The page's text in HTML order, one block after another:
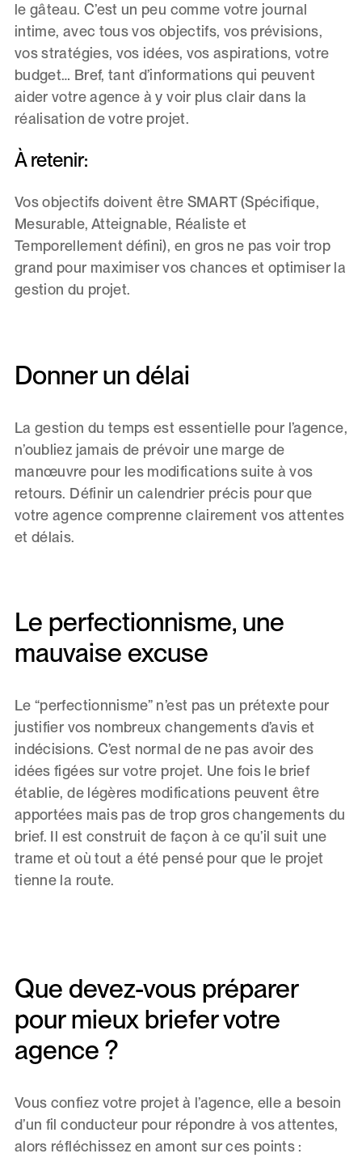
le gâteau. C’est un peu comme votre journal
intime, avec tous vos objectifs, vos prévisions,
vos stratégies, vos idées, vos aspirations, votre
budget… Bref, tant d’informations qui peuvent
aider votre agence à y voir plus clair dans la
réalisation de votre projet.
À retenir:
Vos objectifs doivent être SMART (Spécifique,
Mesurable, Atteignable, Réaliste et
Temporellement défini), en gros ne pas voir trop
grand pour maximiser vos chances et optimiser la
gestion du projet.
Donner un délai
La gestion du temps est essentielle pour l’agence,
n’oubliez jamais de prévoir une marge de
manœuvre pour les modifications suite à vos
retours. Définir un calendrier précis pour que
votre agence comprenne clairement vos attentes
et délais.
Le perfectionnisme, une
mauvaise excuse
Le “perfectionnisme” n’est pas un prétexte pour
justifier vos nombreux changements d’avis et
indécisions. C’est normal de ne pas avoir des
idées figées sur votre projet. Une fois le brief
établie, de légères modifications peuvent être
apportées mais pas de trop gros changements du
brief. Il est construit de façon à ce qu’il suit une
trame et où tout a été pensé pour que le projet
tienne la route.
Que devez-vous préparer
pour mieux briefer votre
agence ?
Vous confiez votre projet à l’agence, elle a besoin
d’un fil conducteur pour répondre à vos attentes,
alors réfléchissez en amont sur ces points :